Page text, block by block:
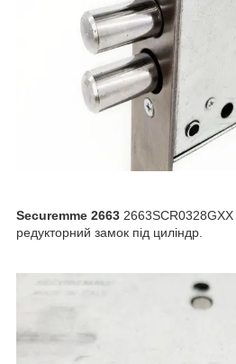
Securemme 2663 2663SCR0328GXX
редукторний замок під циліндр.